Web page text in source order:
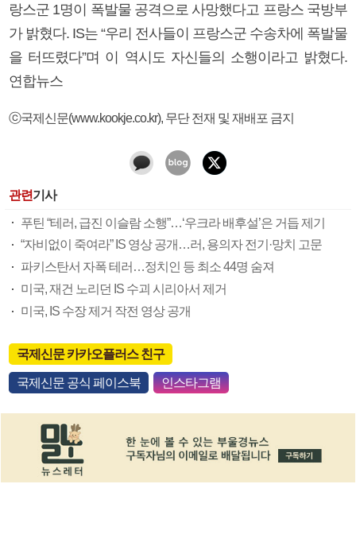
랑스군 1명이 폭발물 공격으로 사망했다고 프랑스 국방부
가 밝혔다. IS는 “우리 전사들이 프랑스군 수송차에 폭발물
을 터뜨렸다”며 이 역시도 자신들의 소행이라고 밝혔다.
연합뉴스
ⓒ국제신문(www.kookje.co.kr), 무단 전재 및 재배포 금지
관련기사
푸틴 “테러, 급진 이슬람 소행”…‘우크라 배후설’은 거듭 제기
“자비없이 죽여라” IS 영상 공개…러, 용의자 전기·망치 고문
파키스탄서 자폭 테러…정치인 등 최소 44명 숨져
미국, 재건 노리던 IS 수괴 시리아서 제거
미국, IS 수장 제거 작전 영상 공개
국제신문 카카오플러스 친구
국제신문 공식 페이스북 인스타그램